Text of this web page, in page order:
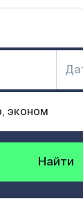
Найти